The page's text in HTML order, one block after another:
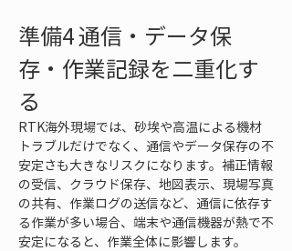
準備4 通信・データ保
存・作業記録を二重化す
る
RTK海外現場では、砂埃や高温による機材
トラブルだけでなく、通信やデータ保存の不
安定さも大きなリスクになります。補正情報
の受信、クラウド保存、地図表示、現場写真
の共有、作業ログの送信など、通信に依存す
る作業が多い場合、端末や通信機器が熱で不
安定になると、作業全体に影響します。